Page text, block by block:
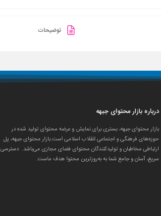
توضیحات
درباره بازار محتوای جبهه
بازار محتوای جبهه، بستری برای نمایش و عرضه محتوای تولید شده در
حوزه‌های فرهنگی و اجتماعیِ انقلاب اسلامی است.بازار محتوای جبهه، پل
ارتباطی مخاطبان و تولید‌کنندگان محتوای فضای مجازی می‌باشد. دسترسی
سریع، آسان و جامع شما به به‌روزترین محتوا هدف ماست.